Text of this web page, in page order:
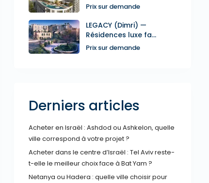
Prix sur demande
LEGACY (Dimri) —
Résidences luxe fa...
Prix sur demande
Derniers articles
Acheter en Israël : Ashdod ou Ashkelon, quelle
ville correspond à votre projet ?
Acheter dans le centre d’Israël : Tel Aviv reste-
t-elle le meilleur choix face à Bat Yam ?
Netanya ou Hadera : quelle ville choisir pour